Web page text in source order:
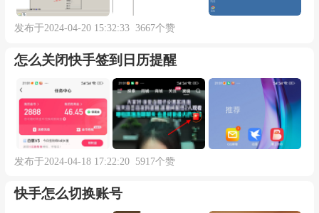
发布于2024-04-20 15:32:33 3667个赞
怎么关闭快手签到日历提醒
发布于2024-04-18 17:22:20 5917个赞
快手怎么切换账号